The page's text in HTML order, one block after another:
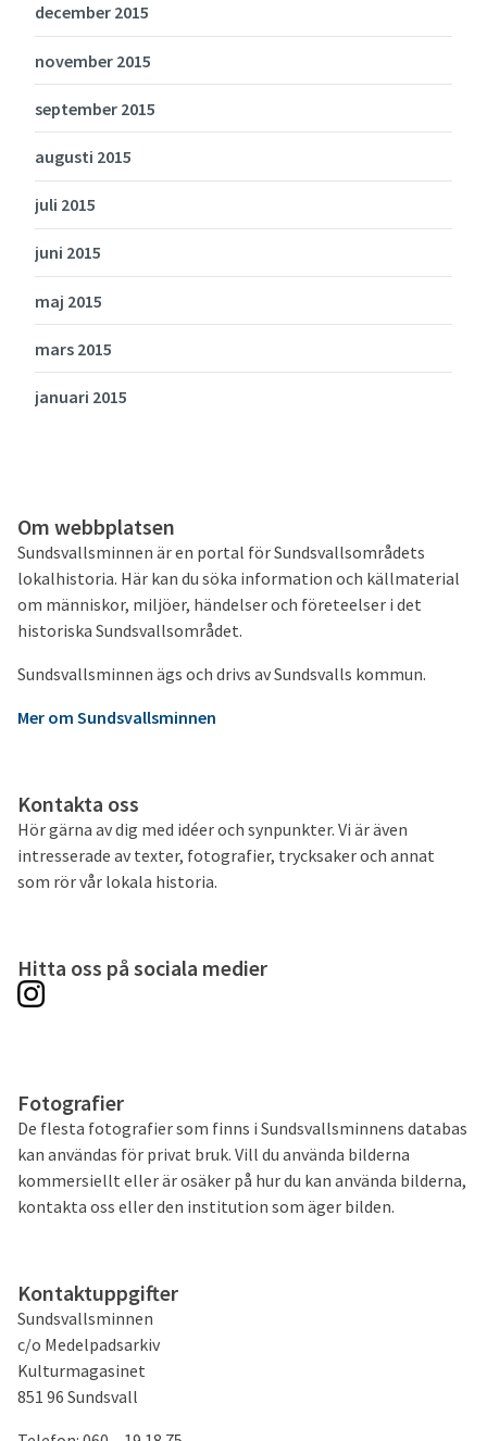
december 2015
november 2015
september 2015
augusti 2015
juli 2015
juni 2015
maj 2015
mars 2015
januari 2015
Om webbplatsen
Sundsvallsminnen är en portal för Sundsvallsområdets
lokalhistoria. Här kan du söka information och källmaterial
om människor, miljöer, händelser och företeelser i det
historiska Sundsvallsområdet.
Sundsvallsminnen ägs och drivs av Sundsvalls kommun.
Mer om Sundsvallsminnen
Kontakta oss
Hör gärna av dig med idéer och synpunkter. Vi är även
intresserade av texter, fotografier, trycksaker och annat
som rör vår lokala historia.
Hitta oss på sociala medier
Fotografier
De flesta fotografier som finns i Sundsvallsminnens databas
kan användas för privat bruk. Vill du använda bilderna
kommersiellt eller är osäker på hur du kan använda bilderna,
kontakta oss eller den institution som äger bilden.
Kontaktuppgifter
Sundsvallsminnen
c/o Medelpadsarkiv
Kulturmagasinet
851 96 Sundsvall